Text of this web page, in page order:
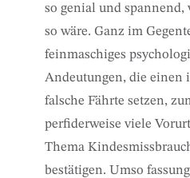
so genial und
so wäre. Ganz im
feinmaschiges
Andeutungen, die einen
falsche Fährte setzen,
perfiderweise viele
Thema
bestätigen. Umso